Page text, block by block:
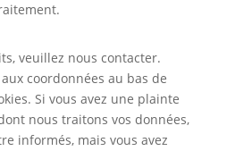
veuillez nous contacter.
coordonnées au bas de
Si vous avez une plainte
nous traitons vos données,
informés, mais vous avez